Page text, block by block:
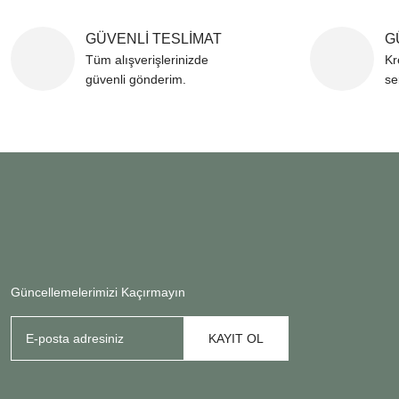
GÜVENLİ TESLİMAT
Tüm alışverişlerinizde
güvenli gönderim.
Güncellemelerimizi Kaçırmayın
KAYIT OL